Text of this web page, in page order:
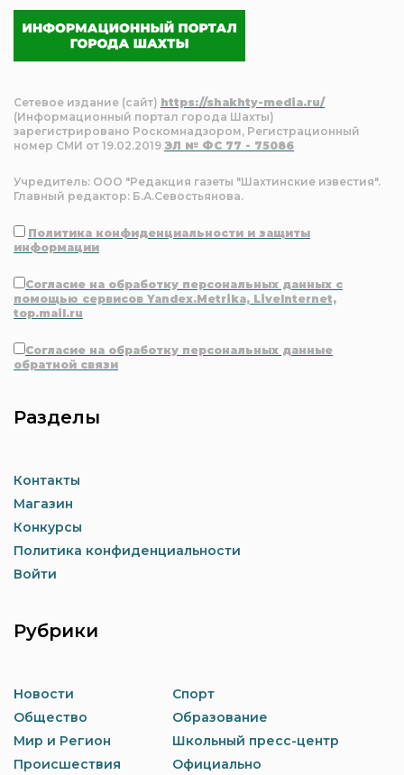
Сетевое издание (сайт) https://shakhty-media.ru/
(Информационный портал города Шахты)
зарегистрировано Роскомнадзором, Регистрационный
номер СМИ от 19.02.2019 ЭЛ № ФС 77 - 75086
Учредитель: ООО "Редакция газеты "Шахтинские известия".
Главный редактор: Б.А.Севостьянова.
Политика конфиденциальности и защиты
информации
Согласие на обработку персональных данных с
помощью сервисов Yandex.Metrika, LiveInternet,
top.mail.ru
Согласие на обработку персональных данные
обратной связи
Разделы
Контакты
Магазин
Конкурсы
Политика конфиденциальности
Войти
Рубрики
Новости
Общество
Мир и Регион
Происшествия
Спорт
Образование
Школьный пресс-центр
Официально